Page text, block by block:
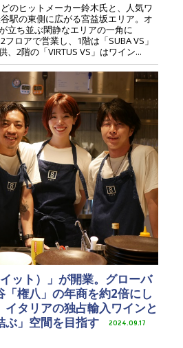
のヒットメーカー鈴木氏と、人気ワ
駅の東側に広がる宮益坂エリア。オ
立ち並ぶ閑静なエリアの一角に
フロアで営業し、1階は「SUBA VS」
、2階の「VIRTUS VS」はワイン...
ット）」が開業。グローバ
権八」の年商を約2倍にし
タリアの独占輸入ワインと
ぶ」空間を目指す
2024.09.17